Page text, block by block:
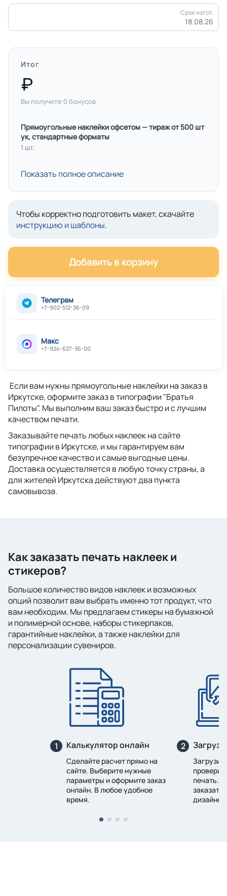
Срок изгот.
18.08.26
Итог
Вы получите 0 бонусов
Прямоугольные наклейки офсетом — тираж от 500 шт
ук, стандартные форматы
1 шт.
Показать полное описание
Чтобы корректно подготовить макет, скачайте
инструкцию и шаблоны.
Добавить в корзину
Телеграм
+7-902-512-36-09
Макс
+7-924-627-36-00
Если вам нужны прямоугольные наклейки на заказ в
Иркутске, оформите заказ в типографии "Братья
Пилоты". Мы выполним ваш заказ быстро и с лучшим
качеством печати.
Заказывайте печать любых наклеек на сайте
типографии в Иркутске, и мы гарантируем вам
безупречное качество и самые выгодные цены.
Доставка осуществляется в любую точку страны, а
для жителей Иркутска действуют два пункта
самовывоза.
Как заказать печать наклеек и
стикеров?
Большое количество видов наклеек и возможных
опций позволит вам выбрать именно тот продукт, что
вам необходим. Мы предлагаем стикеры на бумажной
и полимерной основе, наборы стикерпаков,
гарантийные наклейки, а также наклейки для
персонализации сувениров.
1 Калькулятор онлайн
Сделайте расчет прямо на
сайте. Выберите нужные
параметры и оформите заказ
онлайн. В любое удобное
время.
2
печать.
заказать